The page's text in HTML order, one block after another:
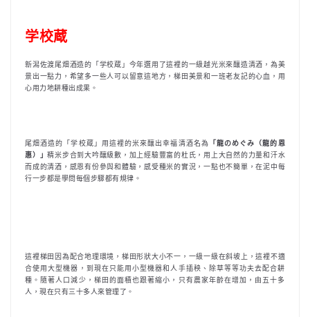
学校蔵
新潟佐渡尾畑酒造的「学校蔵」今年選用了這裡的一級越光米來釀造清酒，為美
景出一點力，希望多一些人可以留意這地方，梯田美景和一班老友記的心血，用
心用力地耕種出成果。
尾畑酒造的「学校蔵」用這裡的米來釀出幸福清酒名為 「龍のめぐみ（龍的恩
惠）」精米步合到大吟釀級數，加上經驗豐富的杜氏，用上大自然的力量和汗水
而成的清酒，感恩有份參與和體驗，感受種米的實況，一點也不簡單，在泥中每
行一步都是學問每個步驟都有規律。
這裡梯田因為配合地理環境，梯田形狀大小不一，一級一級在斜坡上，這裡不適
合使用大型機器，到現在只能用小型機器和人手插秧、除草等等功夫去配合耕
種。隨著人口減少，梯田的面積也跟著縮小，只有農家年齡在增加，由五十多
人，現在只有三十多人來管理了。